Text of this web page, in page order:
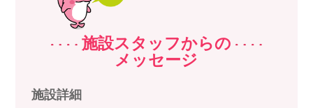
施設スタッフからの
メッセージ
施設詳細